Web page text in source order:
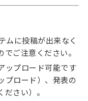
ムに投稿が出来なく
ご注意ください。
ップロード可能です
プロード）、発表の
さい）。